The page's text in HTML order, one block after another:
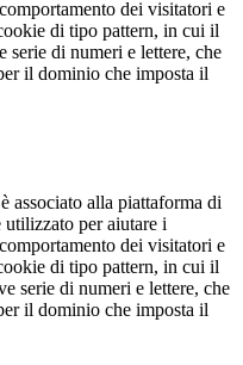
dei visitatori e
di tipo pattern, in cui il
serie di numeri e lettere, che
il dominio che imposta il
associato alla piattaforma di
per aiutare i
dei visitatori e
di tipo pattern, in cui il
serie di numeri e lettere, che
il dominio che imposta il